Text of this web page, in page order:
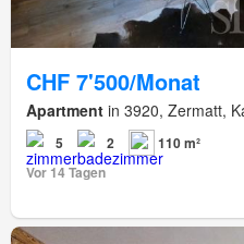
CHF 7'500/Monat
Apartment in 3920, Zermatt,
5 2
110 m²
Vor 14 Tagen